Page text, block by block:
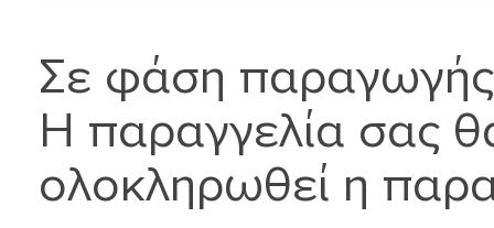
Σε φάση
Η παραγγελία σας
ολοκληρωθεί η